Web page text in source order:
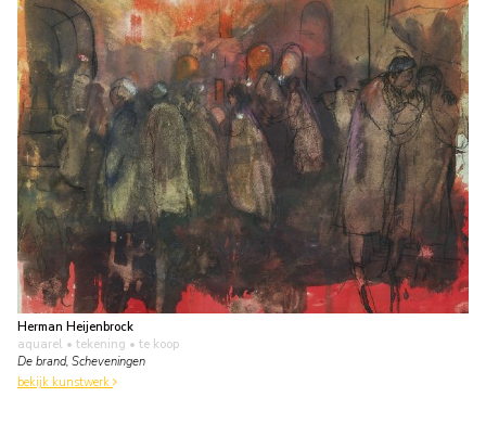
Herman Heijenbrock
aquarel • tekening • te koop
De brand, Scheveningen
bekijk kunstwerk